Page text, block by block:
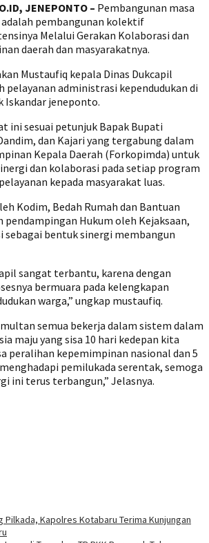
JENEPONTO – Pembangunan masa
adalah pembangunan kolektif
Melalui Gerakan Kolaborasi dan
daerah dan masyarakatnya.
Mustaufiq kepala Dinas Dukcapil
pelayanan administrasi kependudukan di
Iskandar jeneponto.
ini sesuai petunjuk Bapak Bupati
dan Kajari yang tergabung dalam
Kepala Daerah (Forkopimda) untuk
dan kolaborasi pada setiap program
kepada masyarakat luas.
Kodim, Bedah Rumah dan Bantuan
pendampingan Hukum oleh Kejaksaan,
sebagai bentuk sinergi membangun
sangat terbantu, karena dengan
bermuara pada kelengkapan
warga,” ungkap mustaufiq.
semua bekerja dalam sistem dalam
maju yang sisa 10 hari kedepan kita
peralihan kepemimpinan nasional dan 5
pemilukada serentak, semoga
ini terus terbangun,” Jelasnya.
Pilkada, Kapolres Kotabaru Terima Kunjungan